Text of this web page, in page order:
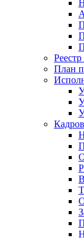
План